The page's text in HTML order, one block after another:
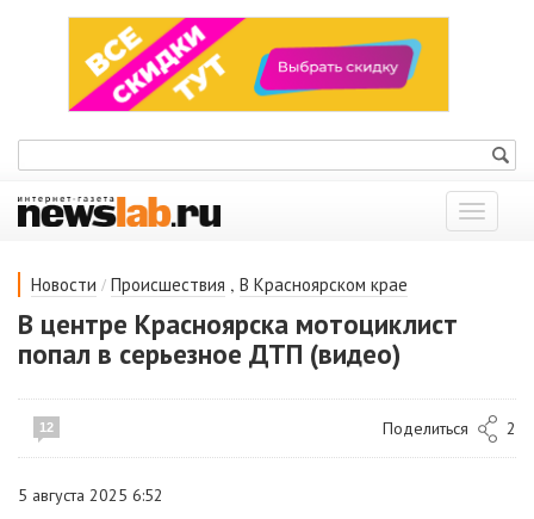
Показать
меню
Новости / Происшествия , В Красноярском крае
В центре Красноярска мотоциклист
попал в серьезное ДТП (видео)
12 Поделиться 2
5 августа 2025 6:52